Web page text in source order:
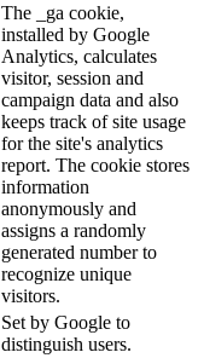
The _ga cookie,
installed by Google
Analytics, calculates
visitor, session and
campaign data and also
keeps track of site usage
for the site's analytics
report. The cookie stores
information
anonymously and
assigns a randomly
generated number to
recognize unique
visitors.
Set by Google to
distinguish users.